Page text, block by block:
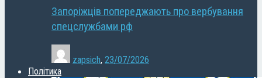
Запоріжців попереджають про вербування
спецслужбами рф
zapsich, 23/07/2026
Політика